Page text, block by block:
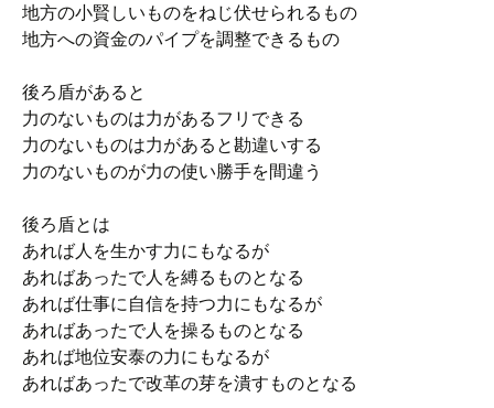
地方の小賢しいものをねじ伏せられるもの
地方への資金のパイプを調整できるもの
後ろ盾があると
力のないものは力があるフリできる
力のないものは力があると勘違いする
力のないものが力の使い勝手を間違う
後ろ盾とは
あれば人を生かす力にもなるが
あればあったで人を縛るものとなる
あれば仕事に自信を持つ力にもなるが
あればあったで人を操るものとなる
あれば地位安泰の力にもなるが
あればあったで改革の芽を潰すものとなる